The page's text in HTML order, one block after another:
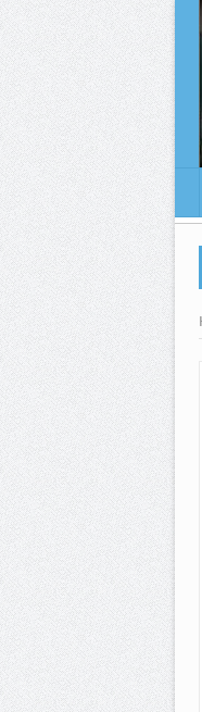
az Inter ellen?